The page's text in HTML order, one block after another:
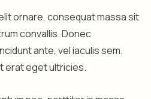
ornare, consequat massa sit
convallis. Donec
ante, vel iaculis sem.
erat eget ultricies.